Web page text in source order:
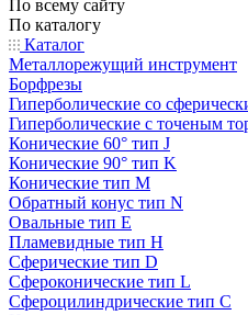
По всему сайту
По каталогу
Каталог
Металлорежущий инструмент
Борфрезы
Гиперболические cо
Гиперболические с точеным
Конические 60° тип J
Конические 90° тип K
Конические тип M
Обратный конус тип N
Овальные тип E
Пламевидные тип H
Сферические тип D
Сфероконические тип L
Сфероцилиндрические тип C